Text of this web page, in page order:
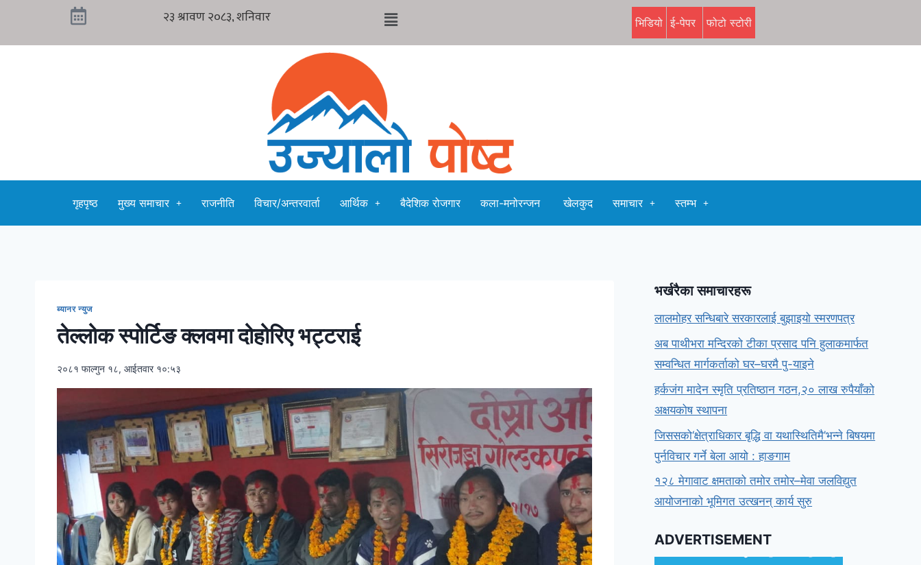
भिडियो ई-पेपर फोटो स्टोरी
गृहपृष्ठ मुख्य समाचार राजनीति विचार/अन्तरवार्ता आर्थिक बैदेशिक रोजगार कला-मनोरन्जन खेलकुद समाचार स्तम्भ
ब्यानर न्युज
तेल्लोक स्पोर्टिङ क्लवमा दोहोरिए भट्टराई
२०८१ फाल्गुन १८, आईतवार १०:५३
भर्खरैका समाचारहरू
लालमोहर सन्धिबारे सरकारलाई बुझाइयो स्मरणपत्र
अब पाथीभरा मन्दिरको टीका प्रसाद पनि हुलाकमार्फत
सम्वन्धित मार्गकर्ताको घर–घरमै पु-याइने
हर्कजंग मादेन स्मृति प्रतिष्ठान गठन,२० लाख रुपैयाँको
अक्षयकोष स्थापना
जिससको‘क्षेत्राधिकार बृद्धि वा यथास्थितिमै’भन्ने बिषयमा
पुर्नविचार गर्ने बेला आयो : हाङगाम
१२८ मेगावाट क्षमताको तमोर तमोर–मेवा जलविद्युत
आयोजनाको भूमिगत उत्खनन् कार्य सुरु
ADVERTISEMENT